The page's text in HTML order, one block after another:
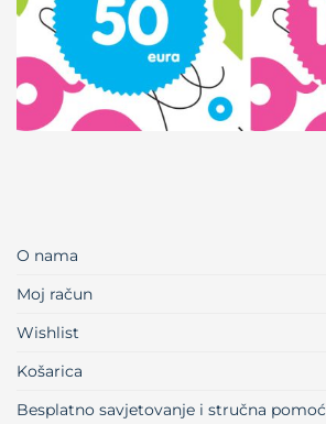
O nama
Moj račun
Wishlist
Košarica
Besplatno savjetovanje i stručna pomoć